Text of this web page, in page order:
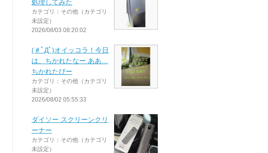
処理してみた
カテゴリ：その他（カテゴリ
未設定）
2026/08/03 08:20:02
(＃ﾟДﾟ)オイッコラ！今日
は、ちかれたなー ああ…
ちかれたびー
カテゴリ：その他（カテゴリ
未設定）
2026/08/02 05:55:33
ダイソー スクリーンクリ
ーナー
カテゴリ：その他（カテゴリ
未設定）